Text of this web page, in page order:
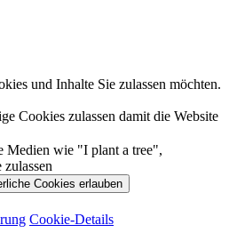
und Inhalte Sie zulassen möchten.
Cookies zulassen damit die Website
Medien wie "I plant a tree",
Cookie-Details